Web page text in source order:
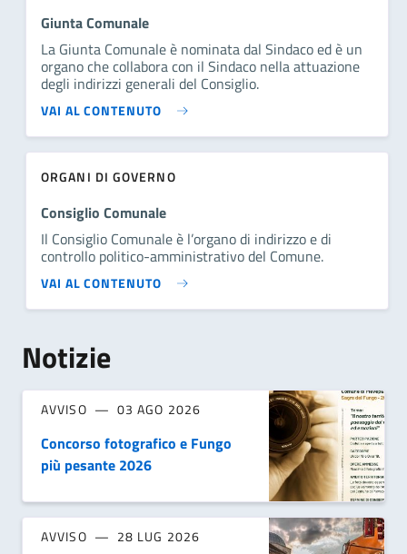
Giunta Comunale
La Giunta Comunale è nominata dal Sindaco ed è un
organo che collabora con il Sindaco nella attuazione
degli indirizzi generali del Consiglio.
VAI AL CONTENUTO
ORGANI DI GOVERNO
Consiglio Comunale
Il Consiglio Comunale è l’organo di indirizzo e di
controllo politico-amministrativo del Comune.
VAI AL CONTENUTO
Notizie
AVVISO 03 AGO 2026
Concorso fotografico e Fungo
più pesante 2026
AVVISO 28 LUG 2026